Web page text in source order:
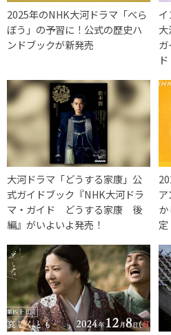
2025年のNHK大河ドラマ「べら
ぼう」の予習に！公式の歴史ハ
ンドブックが新発売
大河ドラマ「どうする家康」公
式ガイドブック『NHK大河ドラ
マ・ガイド どうする家康 後
編』がいよいよ発売！
定